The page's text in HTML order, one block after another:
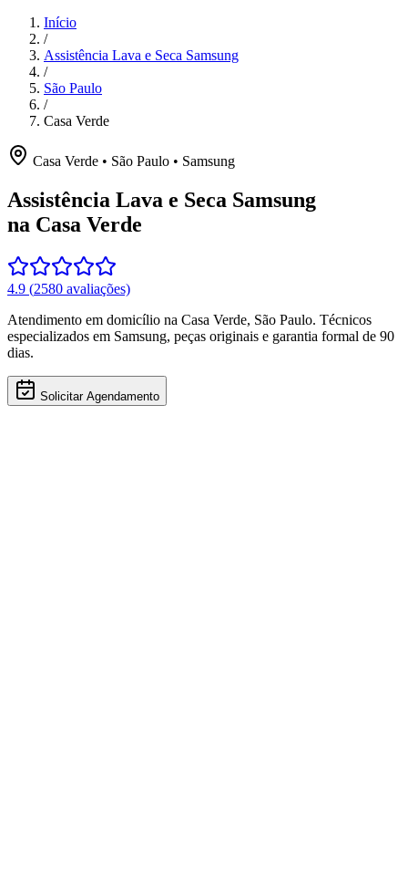
Início
/
Assistência Lava e Seca Samsung
/
São Paulo
/
Casa Verde
Casa Verde • São Paulo • Samsung
Assistência Lava e Seca Samsung
na Casa Verde
4.9 (2580 avaliações)
Atendimento em domicílio na Casa Verde, São Paulo. Técnicos
especializados em Samsung, peças originais e garantia formal de 90
dias.
Solicitar Agendamento